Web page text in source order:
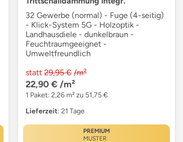
32 Gewerbe (normal) - Fuge (4-seitig)
- Klick-System 5G - Holzoptik -
Landhausdiele - dunkelbraun -
Feuchtraumgeeignet -
Umweltfreundlich
statt 29,95 € /m²
22,90 € /m²
1 Paket: 2,26 m² zu 51,75 €
Lieferzeit: 21 Tage
PREMIUM
MUSTER